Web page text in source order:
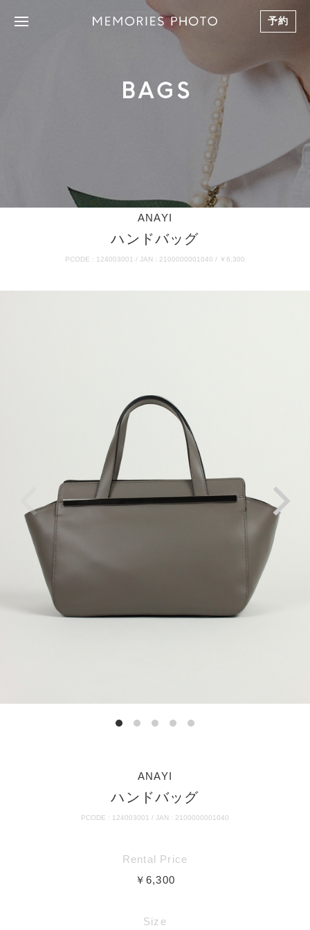
予約
BAGS
ANAYI
ハンドバッグ
PCODE : 124003001 / JAN : 2100000001040 / ￥6,300
ANAYI
ハンドバッグ
PCODE : 124003001 / JAN : 2100000001040
Rental Price
￥6,300
Size